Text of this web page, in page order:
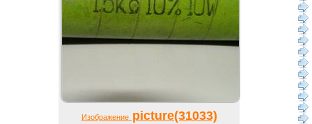
Изображениеpicture(31033)